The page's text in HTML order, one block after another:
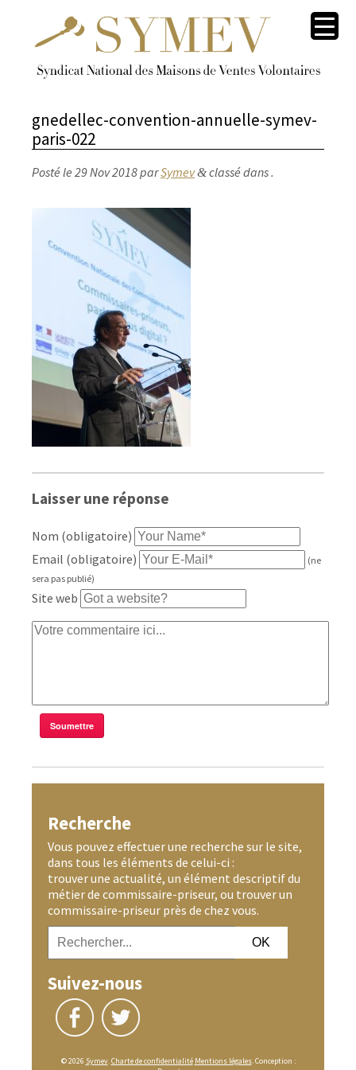
gnedellec-convention-annuelle-symev-
paris-022
Posté le 29 Nov 2018parSymev&classé dans .
Laisser une réponse
Nom (obligatoire)
Email (obligatoire)
(ne
sera pas publié)
Site web
Recherche
Vous pouvez effectuer une recherche sur le site,
dans tous les éléments de celui-ci :
trouver une actualité, un élément descriptif du
métier de commissaire-priseur, ou trouver un
commissaire-priseur près de chez vous.
Suivez-nous
© 2026 Symev.Charte de confidentialité Mentions légales. Conception :